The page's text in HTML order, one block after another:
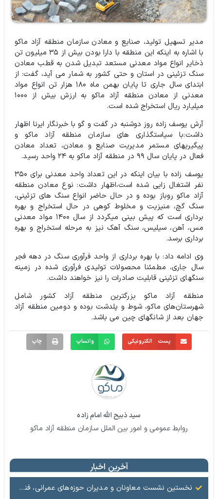
مدیر تسهیل تولید، صنایع و معادن سازمان منطقه آزاد ماکو
با اشاره به اینکه این منطقه با دارا بودن بیش از ۳۵ میلیون تن
ذخایر انواع مواد معدنی مستعد تبدیل شدن به قطب معادن
سنگ تزئینی در استان و حتی کشور به شمار می آید، گفت: از
ابتدای سال جاری تا پایان بهمن ماه ۱۸۰ هزار تن انواع مواد
معدنی از معادن منطقه آزاد ماکو به ارزش بیش از ۱۰۰۰
میلیارد ریال استخراج شده است.
آرش یوسف زاده روز دوشنبه در گفت و گو با خبرنگار ایرنا اظهار
داشت:با سیاستگذاری های سازمان منطقه آزاد ماکو و
پیگیریهای مستمر مدیریت صنایع و معادن، تعداد معادن
فعال در پایان سال ۹۹ در منطقه آزاد ماکو به ۲۴ واحد رسید.
یوسف زاده با بیان اینکه در این تعداد واحد معدنی برای ۳۵۰
نفر اشتغال زایی شده است،اظهار داشت: نوع معادن منطقه
آزاد ماکو روباز بوده و در حال حاضر انواع سنگ های تزئینی،
سنگ گچ، منیزیت و مخلوط کوهی در حال استخراج و بهره
برداری است که پیش بینی میگردد از سال ۱۴۰۰ مواد معدنی
مس،‌ آهن، سیلیس، ‌سنگ آهک نیز به مرحله استخراج و بهره
برداری برسد.
وی ادامه داد: با بهره برداری از واحد فرآوری سنگ در دهه فجر
سال جاری، مطمئنا محصولات تولیدی فرآوری شده در زمینه
سنگهای تزئینی قابلیت صادرات را نیز خواهند داشت.
منطقه آزاد ماکو بزرگترین منطقه آزاد کشور شامل
شهرستان‌های ماکو، شوط و پلدشت بوده و دومین منطقه آزاد
جهان بعد از شانگهای چین می باشد.
پست الکترونیکی واتساپ چاپ
سید ذبیح الله امام زاده
روابط عمومی و امور بین الملل سازمان منطقه آزاد ماکو
آخرین اخبار
نخستین نشست معاونان و مدیران حوزه‌های عمرانی، فنی، شهرسازی، محیط‌زیست، خدمات شهری و لجستیک ۱۸ منطقه آزاد در سال ۱۴۰۵ برگزار شد